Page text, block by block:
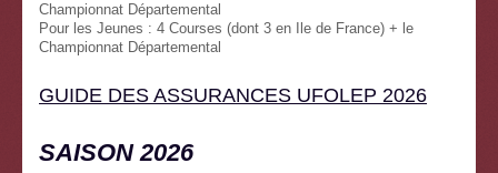
Championnat Départemental
Pour les Jeunes : 4 Courses (dont 3 en Ile de France) + le
Championnat Départemental
GUIDE DES ASSURANCES UFOLEP 2026
SAISON 2026